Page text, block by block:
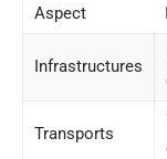
Aspect
Infrastructures
Transports